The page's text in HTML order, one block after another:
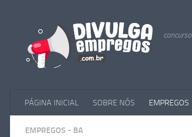
PÁGINA INICIAL SOBRE NÓS EMPREGOS
EMPREGOS - BA